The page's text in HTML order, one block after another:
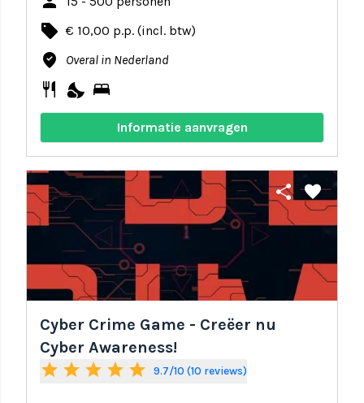
local_offer € 10,00 p.p. (incl. btw)
where_to_vote Overal in Nederland
restaurant nights_stay bed
Informatie aanvragen
share favorite
Cyber Crime Game - Creëer nu
Cyber Awareness!
star star star star star 9.7/10 (10 reviews)